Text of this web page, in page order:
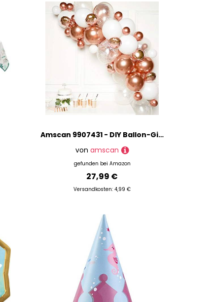
Amscan 9907431 - DIY Ballon-Girlande Rosegold, 66 Luftballons aus Latex und Folie, altrosa, rosa, transparent, für Geburtstag, Geburt, Silvester, Hochzeit, Dekoration
von amscan
gefunden bei Amazon
27,99 €
Versandkosten: 4,99 €